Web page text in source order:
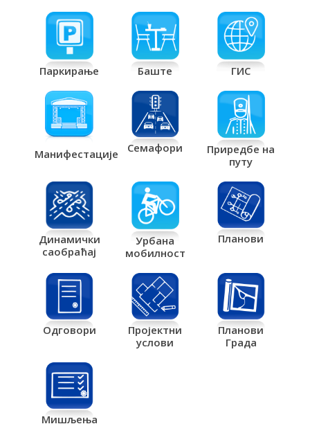
Паркирање Баште ГИС
Манифестације Семафори
Приредбе на
путу
Динамички
саобраћај
Урбана
мобилност
Планови
Одговори
Пројектни
услови
Планови
Града
Мишљења